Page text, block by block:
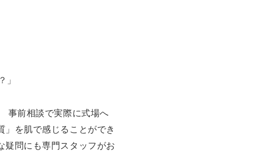
」
事前相談で実際に式場へ
を肌で感じることができ
疑問にも専門スタッフがお